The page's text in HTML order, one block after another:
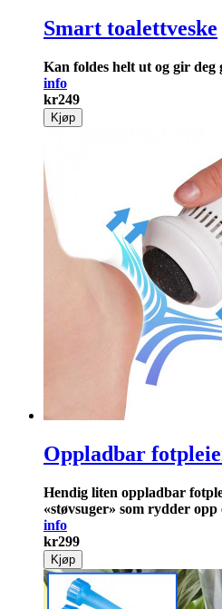
Smart toalettveske
Kan foldes helt ut og gir
info
kr249
Kjøp
Oppladbar
Hendig liten oppladbar
«støvsuger» som rydder
info
kr299
Kjøp